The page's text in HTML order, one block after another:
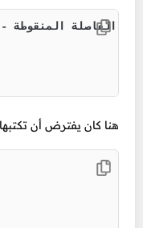
<-- يجب
هنا كان يفترض أن